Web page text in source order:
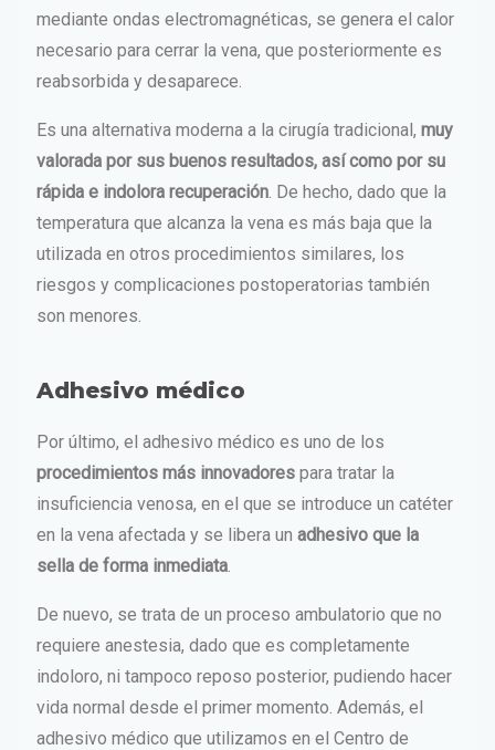
mediante ondas electromagnéticas, se genera el calor
necesario para cerrar la vena, que posteriormente es
reabsorbida y desaparece.
Es una alternativa moderna a la cirugía tradicional, muy
valorada por sus buenos resultados, así como por su
rápida e indolora recuperación. De hecho, dado que la
temperatura que alcanza la vena es más baja que la
utilizada en otros procedimientos similares, los
riesgos y complicaciones postoperatorias también
son menores.
Adhesivo médico
Por último, el adhesivo médico es uno de los
procedimientos más innovadores para tratar la
insuficiencia venosa, en el que se introduce un catéter
en la vena afectada y se libera un adhesivo que la
sella de forma inmediata.
De nuevo, se trata de un proceso ambulatorio que no
requiere anestesia, dado que es completamente
indoloro, ni tampoco reposo posterior, pudiendo hacer
vida normal desde el primer momento. Además, el
adhesivo médico que utilizamos en el Centro de